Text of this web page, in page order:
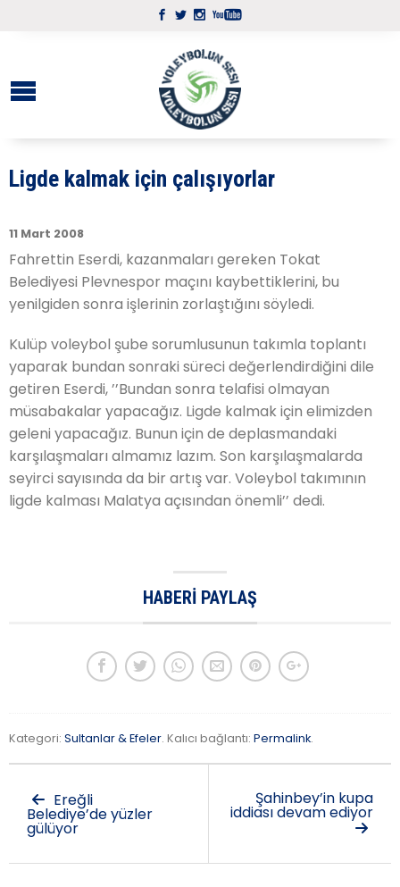
Ligde kalmak için çalışıyorlar
11 Mart 2008
Fahrettin Eserdi, kazanmaları gereken Tokat
Belediyesi Plevnespor maçını kaybettiklerini, bu
yenilgiden sonra işlerinin zorlaştığını söyledi.
Kulüp voleybol şube sorumlusunun takımla toplantı
yaparak bundan sonraki süreci değerlendirdiğini dile
getiren Eserdi, ’’Bundan sonra telafisi olmayan
müsabakalar yapacağız. Ligde kalmak için elimizden
geleni yapacağız. Bunun için de deplasmandaki
karşılaşmaları almamız lazım. Son karşılaşmalarda
seyirci sayısında da bir artış var. Voleybol takımının
ligde kalması Malatya açısından önemli’’ dedi.
HABERI PAYLAŞ
Kategori: Sultanlar & Efeler. Kalıcı bağlantı: Permalink.
Ereğli
Belediye’de yüzler
gülüyor
Şahinbey’in kupa
iddiası devam ediyor